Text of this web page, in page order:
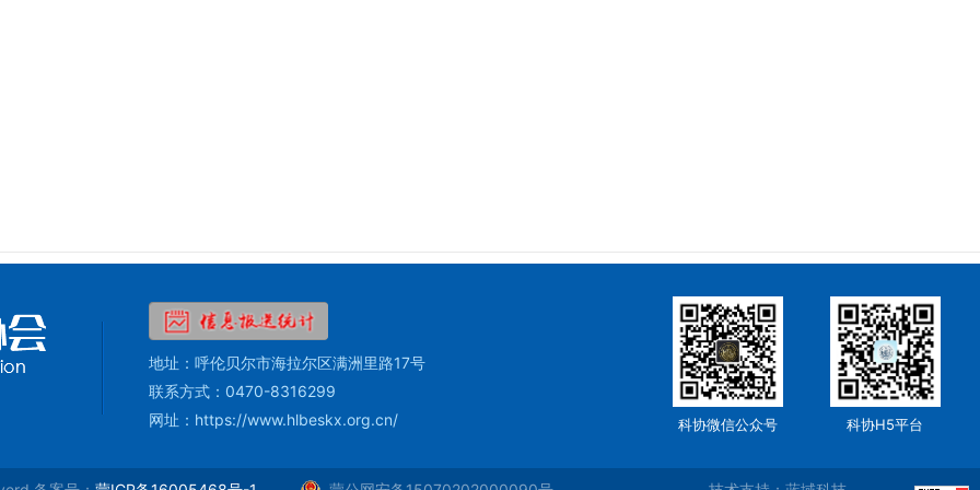
地址：呼伦贝尔市海拉尔区满洲里路17号
联系方式：0470-8316299
网址：https://www.hlbeskx.org.cn/
科协微信公众号 科协H5平台